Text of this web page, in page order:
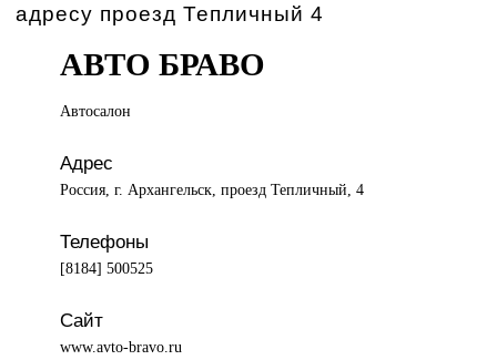
адресу проезд Тепличный 4
АВТО БРАВО
Автосалон
Адрес
Россия, г. Архангельск, проезд Тепличный, 4
Телефоны
[8184] 500525
Сайт
www.avto-bravo.ru